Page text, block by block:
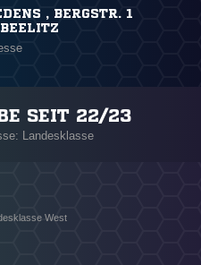
, BERGSTR. 1
SEIT 22/23
Landesklasse
West